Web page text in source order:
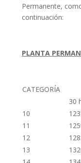
Permanente,
continuación:
PLANTA
CATEGORÍA
30
10
11
12
13